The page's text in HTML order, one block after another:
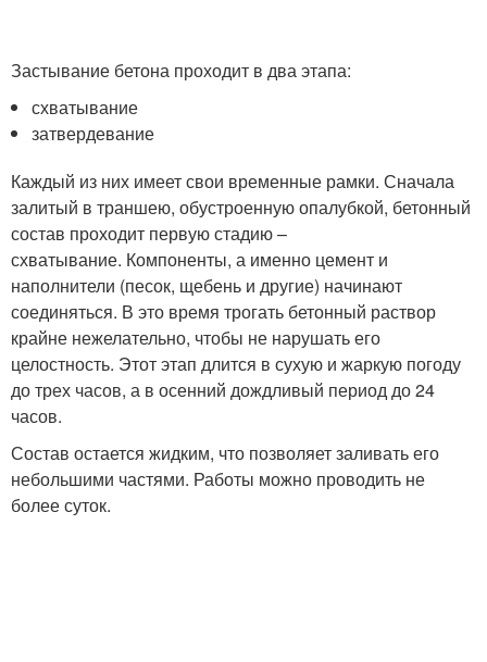
Застывание бетона проходит в два этапа:
схватывание
затвердевание
Каждый из них имеет свои временные рамки. Сначала
залитый в траншею, обустроенную опалубкой, бетонный
состав проходит первую стадию –
схватывание. Компоненты, а именно цемент и
наполнители (песок, щебень и другие) начинают
соединяться. В это время трогать бетонный раствор
крайне нежелательно, чтобы не нарушать его
целостность. Этот этап длится в сухую и жаркую погоду
до трех часов, а в осенний дождливый период до 24
часов.
Состав остается жидким, что позволяет заливать его
небольшими частями. Работы можно проводить не
более суток.